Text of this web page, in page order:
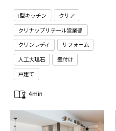
I型キッチン
クリア
クリナップリテール営業部
クリンレディ
リフォーム
人工大理石
壁付け
戸建て
4min